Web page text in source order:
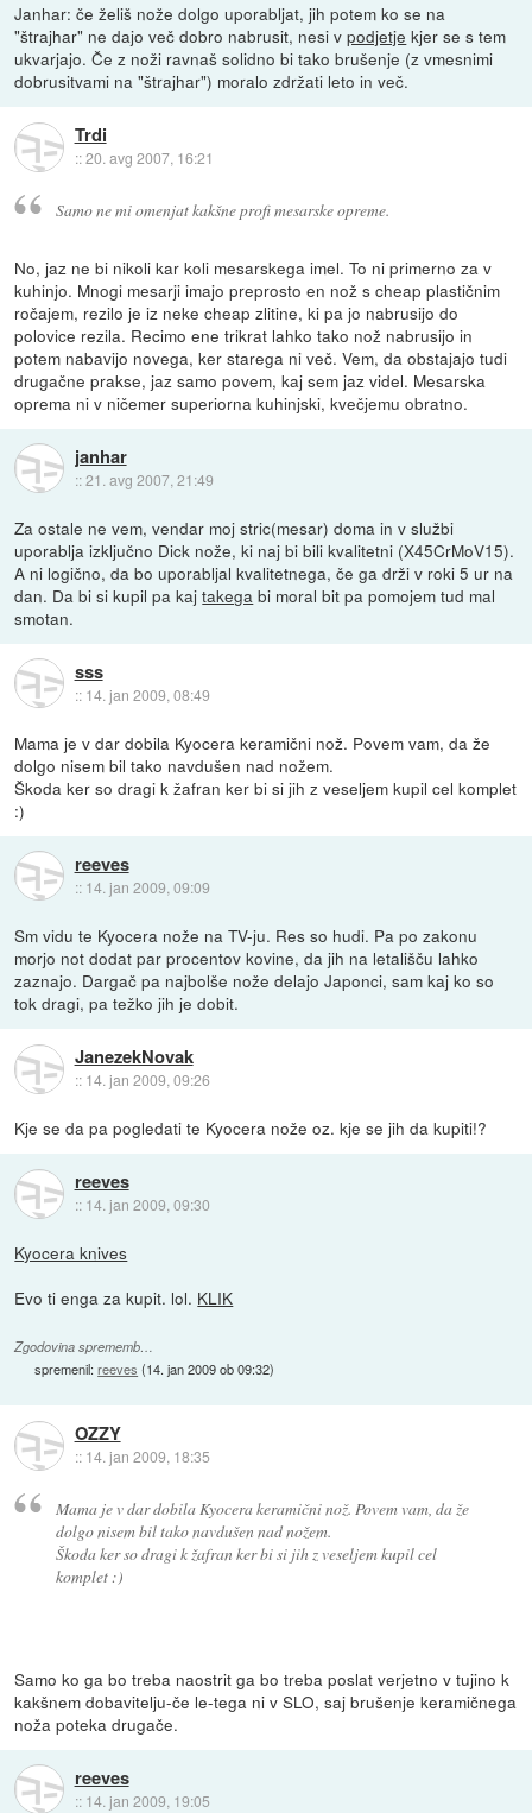
Janhar: če želiš nože dolgo uporabljat, jih potem ko se na
"štrajhar" ne dajo več dobro nabrusit, nesi vpodjetje kjer se s tem
ukvarjajo. Če z noži ravnaš solidno bi tako brušenje (z vmesnimi
dobrusitvami na "štrajhar") moralo zdržati leto in več.
Trdi
::20. avg 2007, 16:21
Samo ne mi omenjat kakšne profi mesarske opreme.
No, jaz ne bi nikoli kar koli mesarskega imel. To ni primerno za v
kuhinjo. Mnogi mesarji imajo preprosto en nož s cheap plastičnim
ročajem, rezilo je iz neke cheap zlitine, ki pa jo nabrusijo do
polovice rezila. Recimo ene trikrat lahko tako nož nabrusijo in
potem nabavijo novega, ker starega ni več. Vem, da obstajajo tudi
drugačne prakse, jaz samo povem, kaj sem jaz videl. Mesarska
oprema ni v ničemer superiorna kuhinjski, kvečjemu obratno.
janhar
::21. avg 2007, 21:49
Za ostale ne vem, vendar moj stric(mesar) doma in v službi
uporablja izključno Dick nože, ki naj bi bili kvalitetni (X45CrMoV15).
A ni logično, da bo uporabljal kvalitetnega, če ga drži v roki 5 ur na
dan. Da bi si kupil pa kajtakega bi moral bit pa pomojem tud mal
smotan.
sss
:: 14. jan 2009, 08:49
Mama je v dar dobila Kyocera keramični nož. Povem vam, da že
dolgo nisem bil tako navdušen nad nožem.
Škoda ker so dragi k žafran ker bi si jih z veseljem kupil cel komplet
:)
reeves
:: 14. jan 2009, 09:09
Sm vidu te Kyocera nože na TV-ju. Res so hudi. Pa po zakonu
morjo not dodat par procentov kovine, da jih na letališču lahko
zaznajo. Dargač pa najbolše nože delajo Japonci, sam kaj ko so
tok dragi, pa težko jih je dobit.
JanezekNovak
:: 14. jan 2009, 09:26
Kje se da pa pogledati te Kyocera nože oz. kje se jih da kupiti!?
reeves
:: 14. jan 2009, 09:30
Kyocera knives
Evo ti enga za kupit. lol. KLIK
Zgodovina sprememb…
spremenil:reeves (14. jan 2009 ob 09:32)
OZZY
:: 14. jan 2009, 18:35
Mama je v dar dobila Kyocera keramični nož. Povem vam, da že
dolgo nisem bil tako navdušen nad nožem.
Škoda ker so dragi k žafran ker bi si jih z veseljem kupil cel
komplet :)
Samo ko ga bo treba naostrit ga bo treba poslat verjetno v tujino k
kakšnem dobavitelju-če le-tega ni v SLO, saj brušenje keramičnega
noža poteka drugače.
reeves
:: 14. jan 2009, 19:05